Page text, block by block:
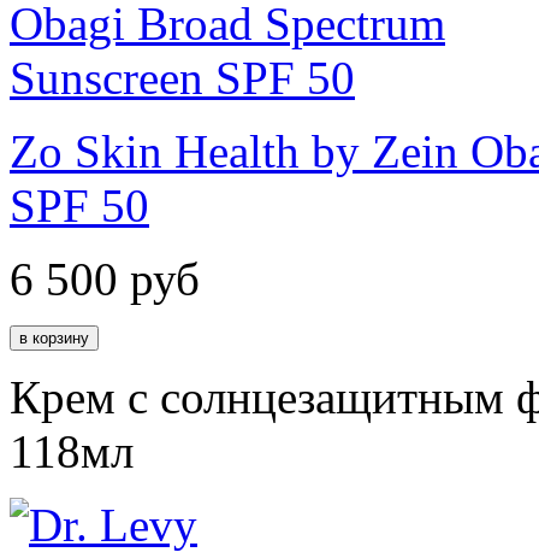
Zo Skin Health by Zein
SPF 50
6 500 руб
Крем с солнцезащитным
118мл